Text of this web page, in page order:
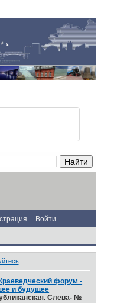
Войти
.
форум -
и будущее
Слева- №